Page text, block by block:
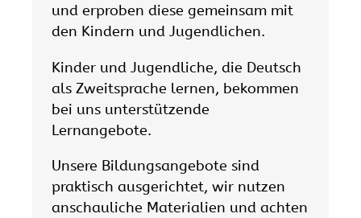
und erproben diese gemeinsam mit
den Kindern und Jugendlichen.
Kinder und Jugendliche, die Deutsch
als Zweitsprache lernen, bekommen
bei uns unterstützende
Lernangebote.
Unsere Bildungsangebote sind
praktisch ausgerichtet, wir nutzen
anschauliche Materialien und achten